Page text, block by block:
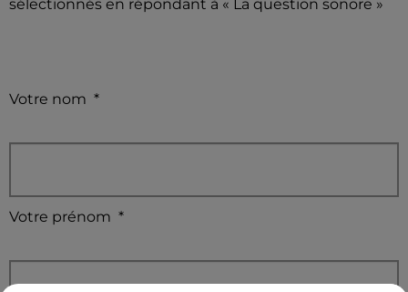
sélectionnés en répondant à « La question sonore »
Votre nom *
Votre prénom *